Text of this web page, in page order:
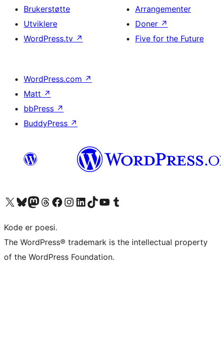
Brukerstøtte
Utviklere
WordPress.tv ↗
Arrangementer
Doner ↗
Five for the Future
WordPress.com ↗
Matt ↗
bbPress ↗
BuddyPress ↗
Besøk vår konto på X Visit our Bluesky account
Besøk vår Mastodon-konto
Visit our Threads account
Besøk vår Facebook-sideBesøk vår Instagram-konto
Besøk vår LinkedIn-konto
Visit our TikTok account
Visit our YouTube channel
Visit our Tumblr account
Kode er poesi.
The WordPress® trademark is the intellectual property
of the WordPress Foundation.